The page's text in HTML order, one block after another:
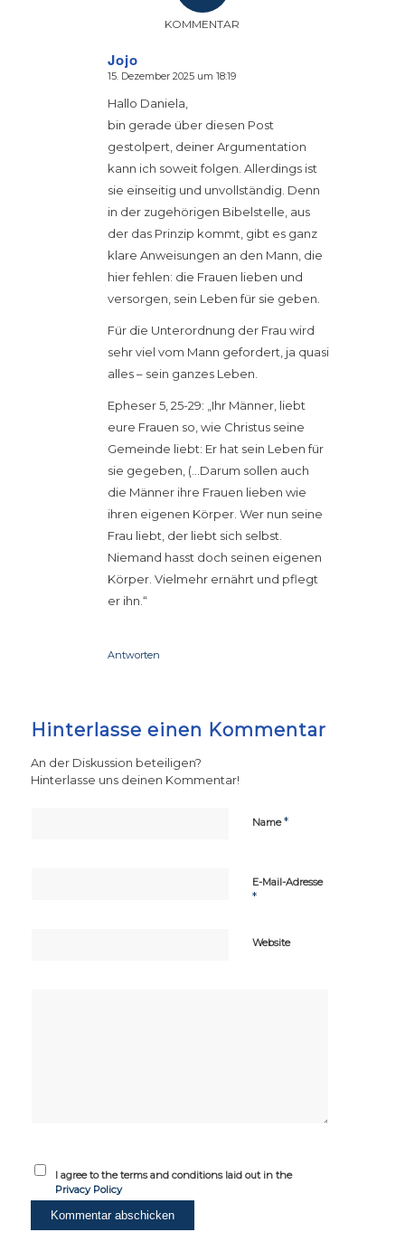
KOMMENTAR
Jojo
sagte:
15. Dezember 2025 um 18:19
Hallo Daniela,
bin gerade über diesen Post
gestolpert, deiner Argumentation
kann ich soweit folgen. Allerdings ist
sie einseitig und unvollständig. Denn
in der zugehörigen Bibelstelle, aus
der das Prinzip kommt, gibt es ganz
klare Anweisungen an den Mann, die
hier fehlen: die Frauen lieben und
versorgen, sein Leben für sie geben.
Für die Unterordnung der Frau wird
sehr viel vom Mann gefordert, ja quasi
alles – sein ganzes Leben.
Epheser 5, 25-29: „Ihr Männer, liebt
eure Frauen so, wie Christus seine
Gemeinde liebt: Er hat sein Leben für
sie gegeben, (…Darum sollen auch
die Männer ihre Frauen lieben wie
ihren eigenen Körper. Wer nun seine
Frau liebt, der liebt sich selbst.
Niemand hasst doch seinen eigenen
Körper. Vielmehr ernährt und pflegt
er ihn.“
Antworten
Hinterlasse einen Kommentar
An der Diskussion beteiligen?
Hinterlasse uns deinen Kommentar!
Name*
E-Mail-Adresse
*
Website
I agree to the terms and conditions laid out in the
Privacy Policy